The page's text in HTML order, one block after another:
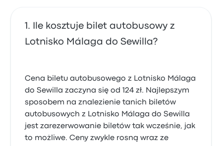
Ile kosztuje bilet autobusowy z
Lotnisko Málaga do Sewilla?
Cena biletu autobusowego z Lotnisko Málaga
do Sewilla zaczyna się od 124 zł. Najlepszym
sposobem na znalezienie tanich biletów
autobusowych z Lotnisko Málaga do Sewilla
jest zarezerwowanie biletów tak wcześnie, jak
to możliwe. Ceny zwykle rosną wraz ze